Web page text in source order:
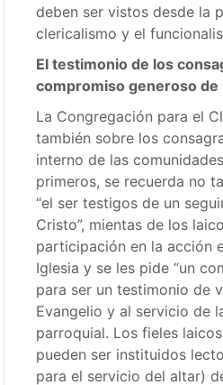
deben ser vistos desde la
clericalismo y el
El testimonio de los
compromiso generoso de
La Congregación para el
también sobre los
interno de las
primeros, se recuerda no
“el ser testigos de un
Cristo”, mientas de los
participación en la acción
Iglesia y se les pide “un
para ser un testimonio de
Evangelio y al servicio de
parroquial. Los fieles
pueden ser instituidos
para el servicio del altar)